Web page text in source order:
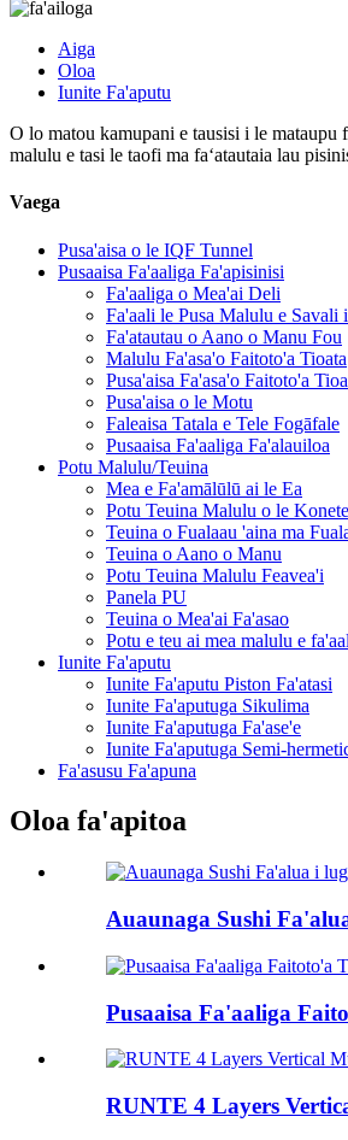
Aiga
Oloa
Iunite Fa'aputu
O lo matou kamupani e tausisi i le mataupu
malulu e tasi le taofi ma faʻatautaia lau
Vaega
Pusa'aisa o le IQF Tunnel
Pusaaisa Fa'aaliga Fa'apisinisi
Fa'aaliga o Mea'ai Deli
Fa'aali le Pusa Malulu e Savali
Fa'atautau o Aano o Manu Fou
Malulu Fa'asa'o Faitoto'a Tioata
Pusa'aisa Fa'asa'o Faitoto'a
Pusa'aisa o le Motu
Faleaisa Tatala e Tele Fogāfale
Pusaaisa Fa'aaliga Fa'alauiloa
Potu Malulu/Teuina
Mea e Fa'amālūlū ai le Ea
Potu Teuina Malulu o le
Teuina o Fualaau 'aina ma
Teuina o Aano o Manu
Potu Teuina Malulu Feavea'i
Panela PU
Teuina o Mea'ai Fa'asao
Potu e teu ai mea malulu e
Iunite Fa'aputu
Iunite Fa'aputu Piston Fa'atasi
Iunite Fa'aputuga Sikulima
Iunite Fa'aputuga Fa'ase'e
Iunite Fa'aputuga Semi-
Fa'asusu Fa'apuna
Oloa fa'apitoa
Auaunaga Sushi
Pusaaisa Fa'aaliga
RUNTE 4 Layers